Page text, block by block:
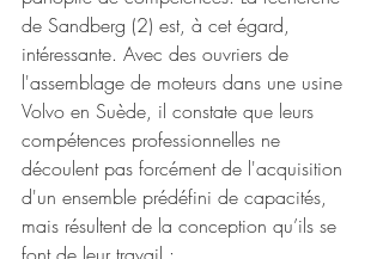
de Sandberg (2) est, à cet égard,
intéressante. Avec des ouvriers de
l'assemblage de moteurs dans une usine
Volvo en Suède, il constate que leurs
compétences professionnelles ne
découlent pas forcément de l'acquisition
d'un ensemble prédéfini de capacités,
mais résultent de la conception qu’ils se